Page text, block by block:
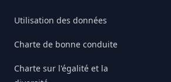
Utilisation des données
Charte de bonne conduite
Charte sur l'égalité et la